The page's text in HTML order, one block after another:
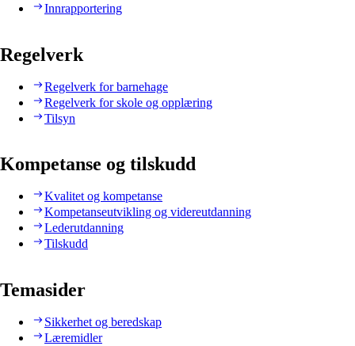
Innrapportering
Regelverk
Regelverk for barnehage
Regelverk for skole og opplæring
Tilsyn
Kompetanse og tilskudd
Kvalitet og kompetanse
Kompetanseutvikling og videreutdanning
Lederutdanning
Tilskudd
Temasider
Sikkerhet og beredskap
Læremidler